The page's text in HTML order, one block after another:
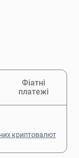
Фіатні
платежі
криптовалют